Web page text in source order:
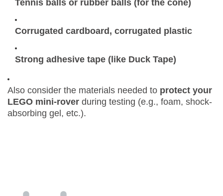
Tennis balls or rubber balls (for the cone)
Corrugated cardboard, corrugated plastic
Strong adhesive tape (like Duck Tape)
Also consider the materials needed to protect your
LEGO mini-rover during testing (e.g., foam, shock-
absorbing gel, etc.).